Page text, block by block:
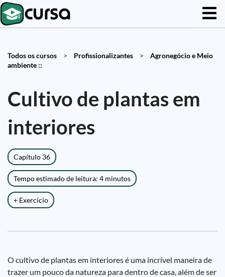
Todos os cursos > Profissionalizantes >
Agronegócio e Meio
ambiente ::
Cultivo de plantas em
interiores
Capítulo 36
Tempo estimado de leitura: 4 minutos
+ Exercício
O cultivo de plantas em interiores é uma incrível maneira de
trazer um pouco da natureza para dentro de casa, além de ser